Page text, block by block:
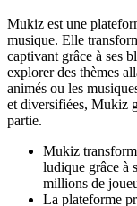
Mukiz est une
musique. Elle
captivant grâce à ses
explorer des thèmes
animés ou les
et diversifiées, Mukiz
partie.
Mukiz
ludique grâce à
millions de
La plateforme